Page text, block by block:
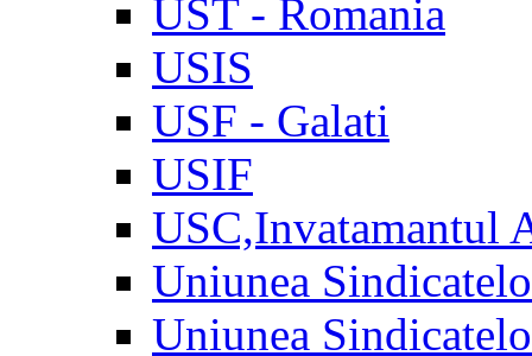
UST - Romania
USIS
USF - Galati
USIF
USC,Invatamantul
Uniunea
Uniunea